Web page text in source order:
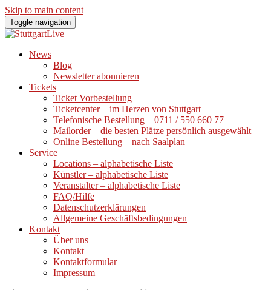
Skip to main content
Toggle navigation
News
Blog
Newsletter abonnieren
Tickets
Ticket Vorbestellung
Ticketcenter – im Herzen von Stuttgart
Telefonische Bestellung – 0711 / 550 660 77
Mailorder – die besten Plätze persönlich ausgewählt
Online Bestellung – nach Saalplan
Service
Locations – alphabetische Liste
Künstler – alphabetische Liste
Veranstalter – alphabetische Liste
FAQ/Hilfe
Datenschutzerklärungen
Allgemeine Geschäftsbedingungen
Kontakt
Über uns
Kontakt
Kontaktformular
Impressum